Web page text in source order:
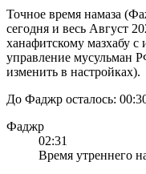
Точное время намаза
сегодня и весь Август
ханафитскому мазхабу с
управление мусульман
изменить в настройках).
До Фаджр осталось:
Фаджр
02:31
Время утреннего